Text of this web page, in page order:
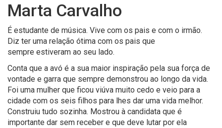
Marta Carvalho
É estudante de música. Vive com os pais e com o irmão.
Diz ter uma relação ótima com os pais que
sempre estiveram ao seu lado.
Conta que a avó é a sua maior inspiração pela sua força de
vontade e garra que sempre demonstrou ao longo da vida.
Foi uma mulher que ficou viúva muito cedo e veio para a
cidade com os seis filhos para lhes dar uma vida melhor.
Construiu tudo sozinha. Mostrou à candidata que é
importante dar sem receber e que deve lutar por ela